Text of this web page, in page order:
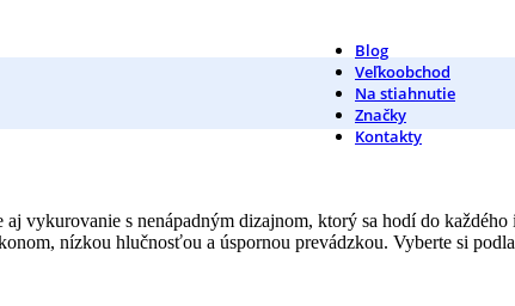
Blog
Veľkoobchod
Na stiahnutie
Značky
Kontakty
vykurovanie s nenápadným dizajnom, ktorý sa hodí do
nízkou hlučnosťou a úspornou prevádzkou. Vyberte si